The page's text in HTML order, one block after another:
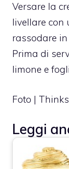
Versare la
livellare con
rassodare
Prima di
limone e
Foto |
Leggi